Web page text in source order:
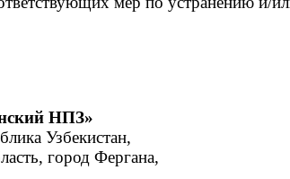
НПЗ»
Узбекистан,
город Фергана,